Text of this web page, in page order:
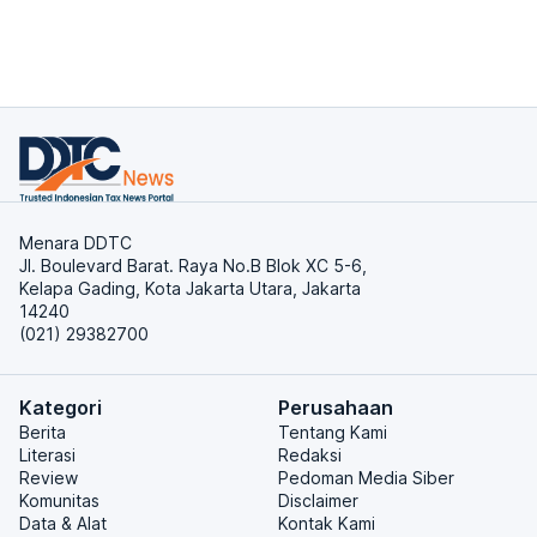
Menara DDTC
Jl. Boulevard Barat. Raya No.B Blok XC 5-6,
Kelapa Gading, Kota Jakarta Utara, Jakarta
14240
(021) 29382700
Kategori
Berita
Literasi
Review
Komunitas
Data & Alat
Perusahaan
Tentang Kami
Redaksi
Pedoman Media Siber
Disclaimer
Kontak Kami